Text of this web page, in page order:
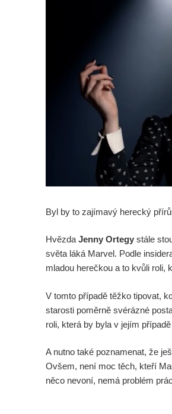
Byl by to zajímavý herecký
Hvězda Jenny Ortegy stále
světa láká Marvel. Podle
mladou herečkou a to kvůli roli,
V tomto případě těžko tipovat,
starosti poměrně svérázné
roli, která by byla v jejím
A nutno také poznamenat, že
Ovšem, není moc těch, kteří
něco nevoní, nemá problém